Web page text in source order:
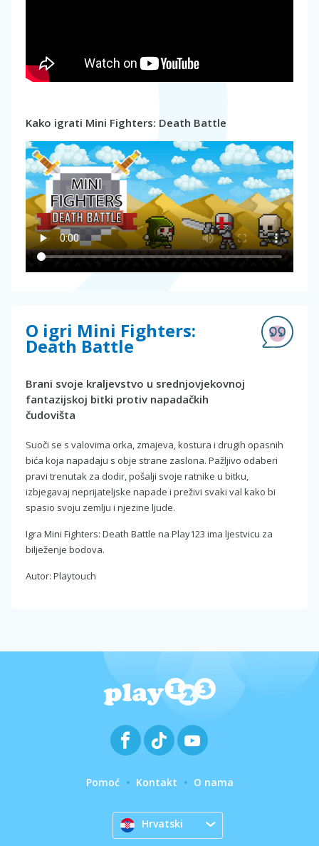
Kako igrati Mini Fighters: Death Battle
O igri Mini Fighters:
Death Battle
Brani svoje kraljevstvo u srednjovjekovnoj
fantazijskoj bitki protiv napadačkih
čudovišta
Suoči se s valovima orka, zmajeva, kostura i drugih opasnih
bića koja napadaju s obje strane zaslona. Pažljivo odaberi
pravi trenutak za dodir, pošalji svoje ratnike u bitku,
izbjegavaj neprijateljske napade i preživi svaki val kako bi
spasio svoju zemlju i njezine ljude.
Igra Mini Fighters: Death Battle na Play123 ima ljestvicu za
bilježenje bodova.
Autor: Playtouch
Pomoć Kontakt O nama
Hrvatski